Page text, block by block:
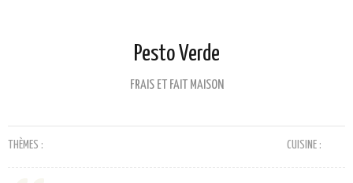
Pesto Verde
FRAIS ET FAIT MAISON
THÈMES : CUISINE :